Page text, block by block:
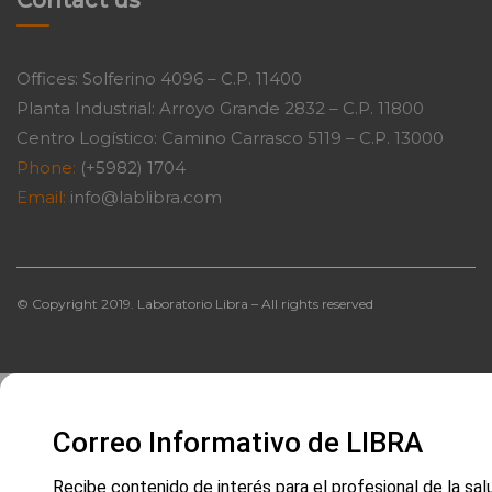
Offices: Solferino 4096 – C.P. 11400
Planta Industrial: Arroyo Grande 2832 – C.P. 11800
Centro Logístico: Camino Carrasco 5119 – C.P. 13000
Phone: (+5982) 1704
Email: info@lablibra.com
© Copyright 2019. Laboratorio Libra – All rights reserved
Correo Informativo de LIBRA
Recibe contenido de interés para el profesional de la